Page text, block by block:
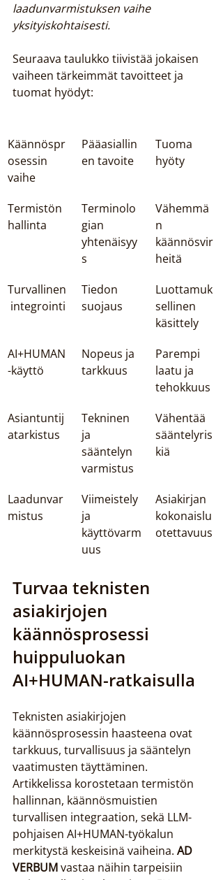
laadunvarmistuksen vaihe
yksityiskohtaisesti.
Seuraava taulukko tiivistää jokaisen
vaiheen tärkeimmät tavoitteet ja
tuomat hyödyt:
Käännöspr
osessin
vaihe
Pääasiallin
en tavoite
Tuoma
hyöty
Termistön
hallinta
Terminolo
gian
yhtenäisyy
s
Vähemmä
n
käännösvir
heitä
Turvallinen
integrointi
Tiedon
suojaus
Luottamuk
sellinen
käsittely
AI+HUMAN
-käyttö
Nopeus ja
tarkkuus
Parempi
laatu ja
tehokkuus
Asiantuntij
atarkistus
Tekninen
ja
sääntelyn
varmistus
Vähentää
sääntelyris
kiä
Laadunvar
mistus
Viimeistely
ja
käyttövarm
uus
Asiakirjan
kokonaislu
otettavuus
Turvaa teknisten
asiakirjojen
käännösprosessi
huippuluokan
AI+HUMAN-ratkaisulla
Teknisten asiakirjojen
käännösprosessin haasteena ovat
tarkkuus, turvallisuus ja sääntelyn
vaatimusten täyttäminen.
Artikkelissa korostetaan termistön
hallinnan, käännösmuistien
turvallisen integraation, sekä LLM-
pohjaisen AI+HUMAN-työkalun
merkitystä keskeisinä vaiheina. AD
VERBUM vastaa näihin tarpeisiin